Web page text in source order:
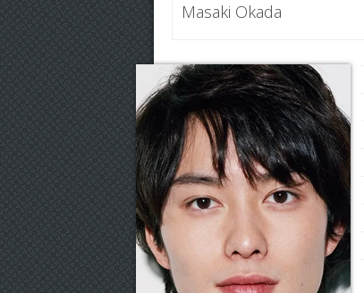
Masaki Okada